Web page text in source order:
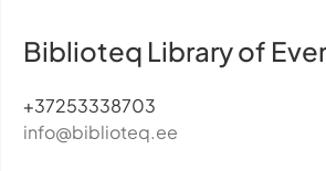
Biblioteq Library of
+37253338703
info@biblioteq.ee